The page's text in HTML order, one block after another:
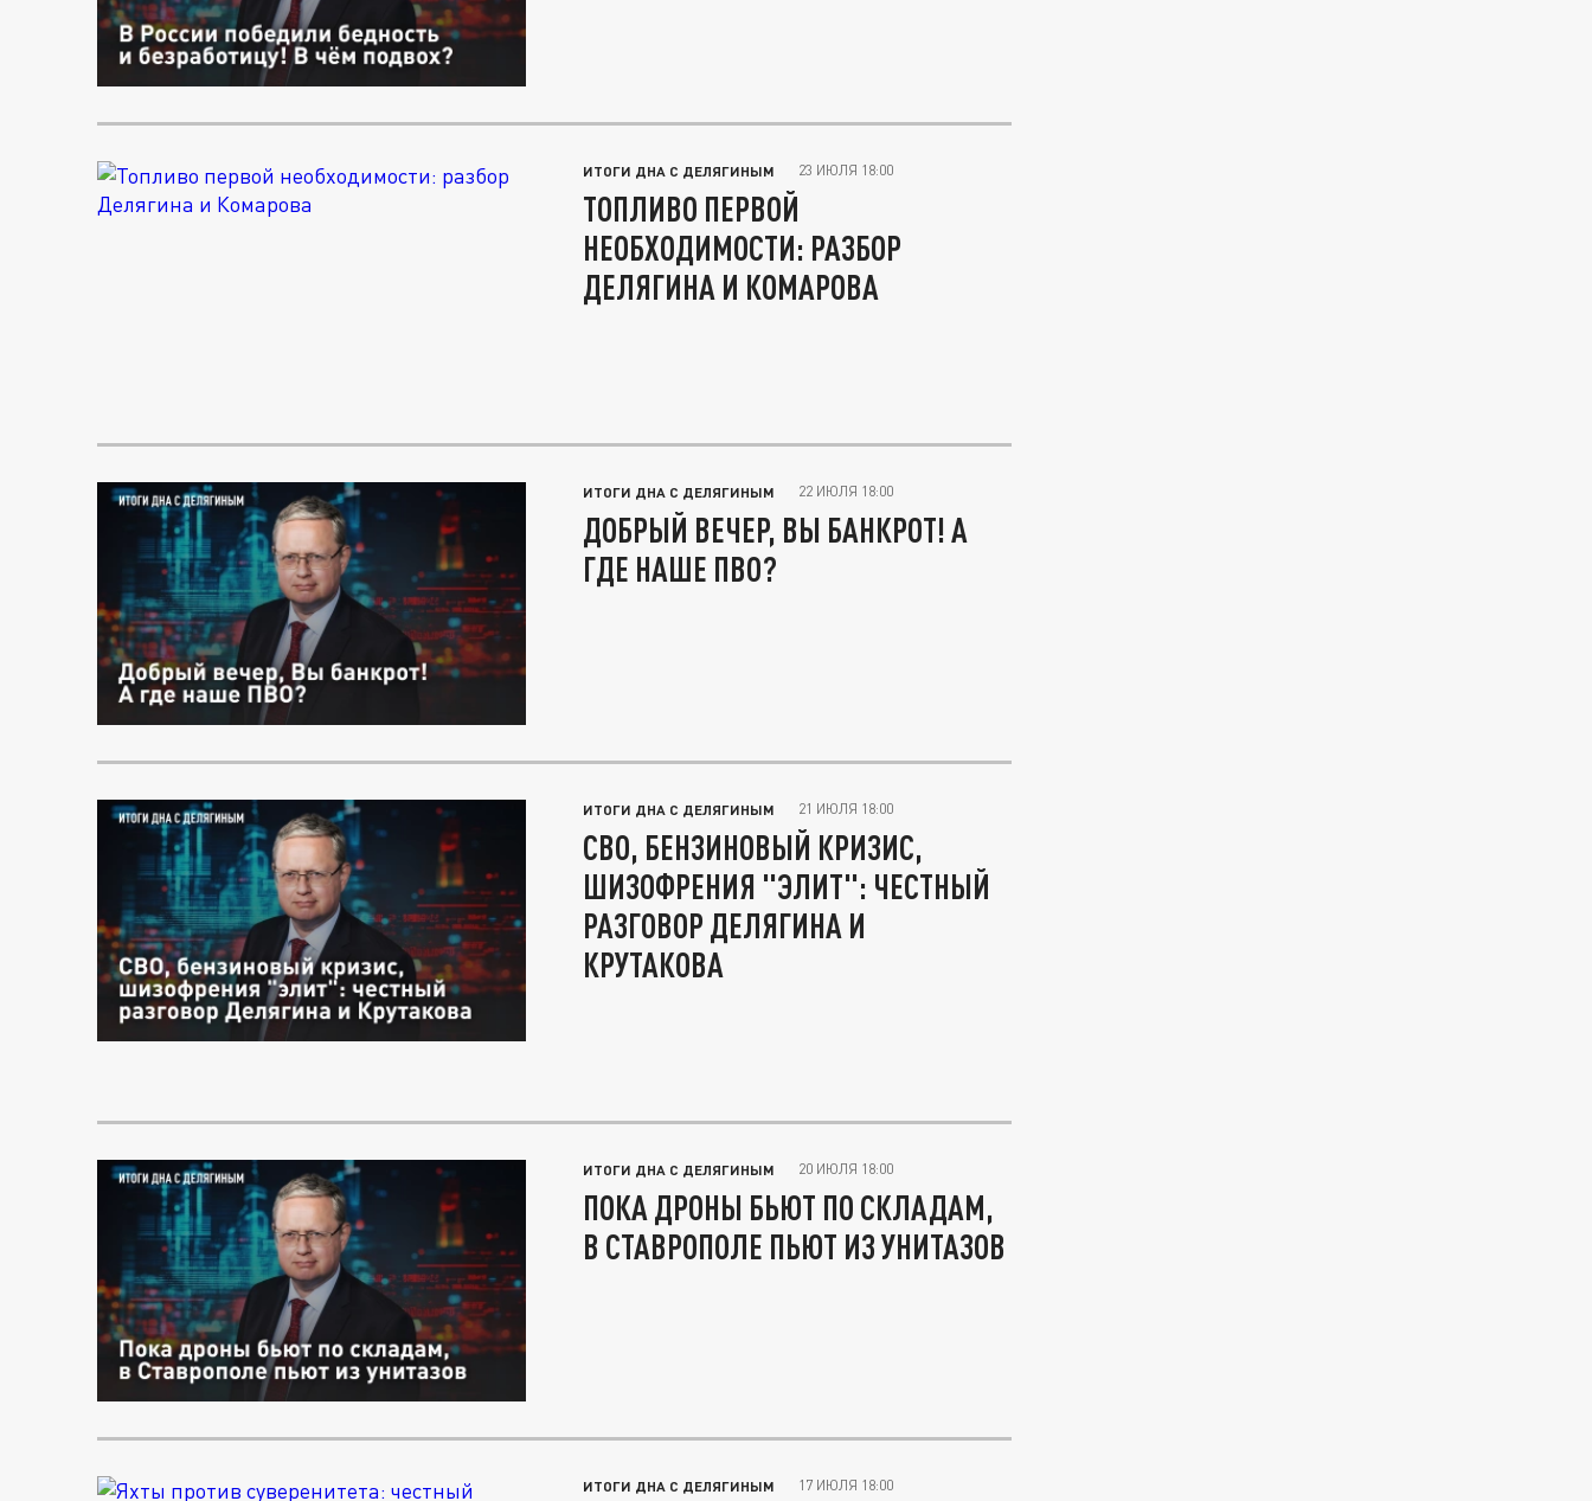
ИТОГИ ДНА С ДЕЛЯГИНЫМ 23 ИЮЛЯ 18:00
ТОПЛИВО ПЕРВОЙ
НЕОБХОДИМОСТИ: РАЗБОР
ДЕЛЯГИНА И КОМАРОВА
ИТОГИ ДНА С ДЕЛЯГИНЫМ 22 ИЮЛЯ 18:00
ДОБРЫЙ ВЕЧЕР, ВЫ БАНКРОТ! А
ГДЕ НАШЕ ПВО?
ИТОГИ ДНА С ДЕЛЯГИНЫМ 21 ИЮЛЯ 18:00
СВО, БЕНЗИНОВЫЙ КРИЗИС,
ШИЗОФРЕНИЯ "ЭЛИТ": ЧЕСТНЫЙ
РАЗГОВОР ДЕЛЯГИНА И
КРУТАКОВА
ИТОГИ ДНА С ДЕЛЯГИНЫМ 20 ИЮЛЯ 18:00
ПОКА ДРОНЫ БЬЮТ ПО СКЛАДАМ,
В СТАВРОПОЛЕ ПЬЮТ ИЗ УНИТАЗОВ
ИТОГИ ДНА С ДЕЛЯГИНЫМ 17 ИЮЛЯ 18:00